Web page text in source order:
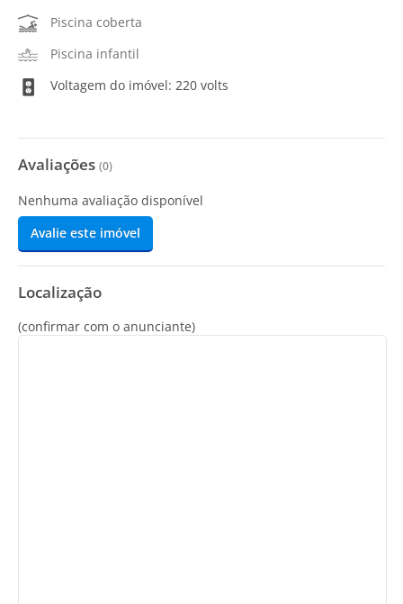
Piscina coberta
Piscina infantil
Voltagem do imóvel: 220 volts
Avaliações (0)
Nenhuma avaliação disponível
Avalie este imóvel
Localização
(confirmar com o anunciante)